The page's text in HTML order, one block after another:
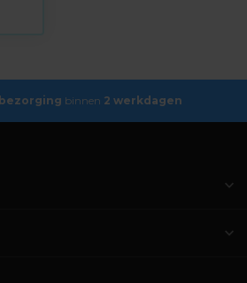
bezorging binnen 2 werkdagen